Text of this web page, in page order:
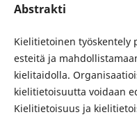
Abstrakti
Kielitietoinen työskentely
esteitä ja
kielitaidolla.
kielitietoisuutta voidaan
Kielitietoisuus ja